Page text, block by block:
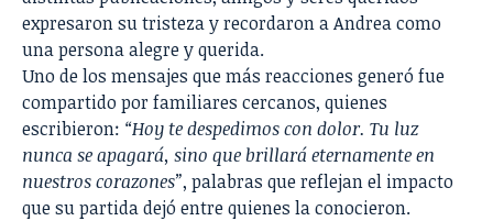
expresaron su tristeza y recordaron a Andrea como
una persona alegre y querida.
Uno de los mensajes que más reacciones generó fue
compartido por familiares cercanos, quienes
escribieron: “Hoy te despedimos con dolor. Tu luz
nunca se apagará, sino que brillará eternamente en
nuestros corazones”, palabras que reflejan el impacto
que su partida dejó entre quienes la conocieron.